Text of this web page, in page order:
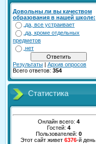
Довольны ли вы качеством
образования в нашей школе:
да, все устраивает
да, кроме отдельных
предметов
нет
Результаты | Архив опросов
Всего ответов: 354
Статистика
Онлайн всего: 4
Гостей: 4
Пользователей: 0
Этот сайт живет 6376-й день.